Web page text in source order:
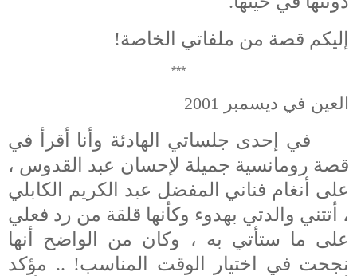
إليكم قصة من ملفاتي الخاصة!
***
العين في ديسمبر 2001
في إحدى جلساتي الهادئة وأنا أقرأ في
قصة رومانسية جميلة لإحسان عبد القدوس ،
على أنغام فناني المفضل عبد الكريم الكابلي
، أتتني والدتي بهدوء وكأنها قلقة من رد فعلي
على ما ستأتي به ، وكان من الواضح أنها
نجحت في اختيار الوقت المناسب! .. مؤكد